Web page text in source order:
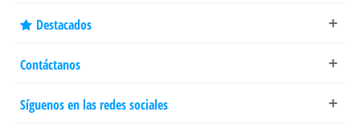
Destacados
Contáctanos
Síguenos en las redes sociales